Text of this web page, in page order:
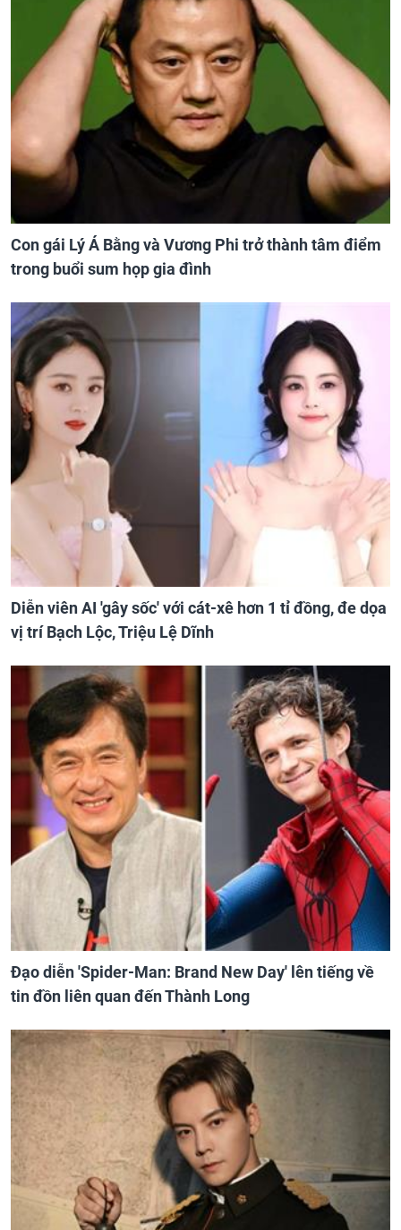
Con gái Lý Á Bằng và Vương Phi trở thành tâm điểm
trong buổi sum họp gia đình
Diễn viên AI 'gây sốc' với cát-xê hơn 1 tỉ đồng, đe dọa
vị trí Bạch Lộc, Triệu Lệ Dĩnh
Đạo diễn 'Spider-Man: Brand New Day' lên tiếng về
tin đồn liên quan đến Thành Long